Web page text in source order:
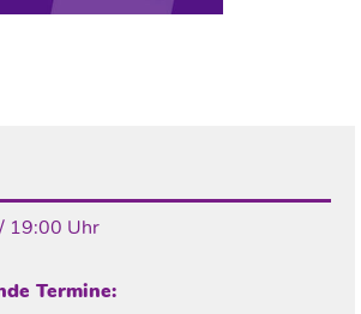
19:00 Uhr
Termine: